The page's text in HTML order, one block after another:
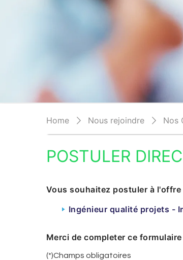
Home Nous rejoindre Nos
POSTULER
Vous souhaitez postuler à l'offre
Ingénieur qualité projets -
Merci de completer ce formulaire
(*)Champs obligatoires